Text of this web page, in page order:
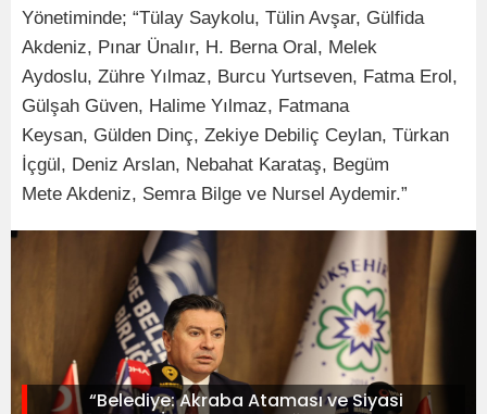
Yönetiminde; “Tülay Saykolu, Tülin Avşar, Gülfida
Akdeniz, Pınar Ünalır, H. Berna Oral, Melek
Aydoslu, Zühre Yılmaz, Burcu Yurtseven, Fatma Erol,
Gülşah Güven, Halime Yılmaz, Fatmana
Keysan, Gülden Dinç, Zekiye Debiliç Ceylan, Türkan
İçgül, Deniz Arslan, Nebahat Karataş, Begüm
Mete Akdeniz, Semra Bilge ve Nursel Aydemir.”
“Belediye: Akraba Ataması ve Siyasi